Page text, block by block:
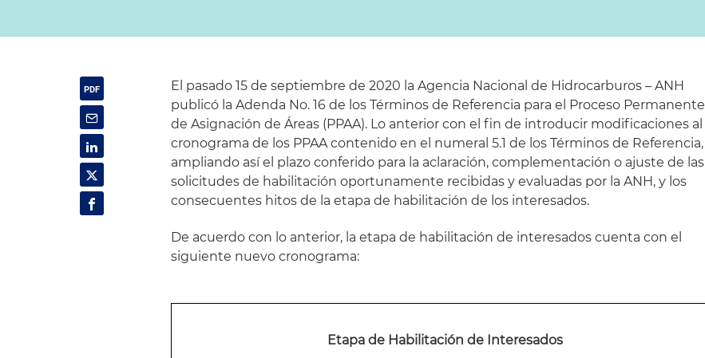
El pasado 15 de septiembre de 2020 la Agencia Nacional de Hidrocarburos – ANH
publicó la Adenda No. 16 de los Términos de Referencia para el Proceso Permanente
de Asignación de Áreas (PPAA). Lo anterior con el fin de introducir modificaciones al
cronograma de los PPAA contenido en el numeral 5.1 de los Términos de Referencia,
ampliando así el plazo conferido para la aclaración, complementación o ajuste de las
solicitudes de habilitación oportunamente recibidas y evaluadas por la ANH, y los
consecuentes hitos de la etapa de habilitación de los interesados.
De acuerdo con lo anterior, la etapa de habilitación de interesados cuenta con el
siguiente nuevo cronograma:
Etapa de Habilitación de Interesados